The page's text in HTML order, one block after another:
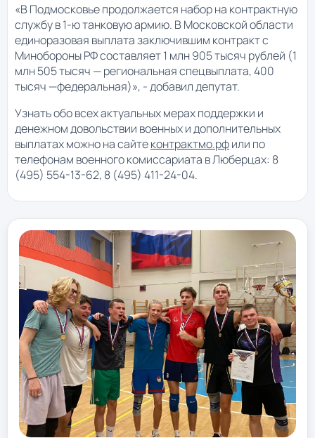
«В Подмосковье продолжается набор на контрактную
службу в 1-ю танковую армию. В Московской области
единоразовая выплата заключившим контракт с
Минобороны РФ составляет 1 млн 905 тысяч рублей (1
млн 505 тысяч — региональная спецвыплата, 400
тысяч —федеральная)», - добавил депутат.
Узнать обо всех актуальных мерах поддержки и
денежном довольствии военных и дополнительных
выплатах можно на сайтеконтрактмо.рфили по
телефонам военного комиссариата в Люберцах: 8
(495) 554-13-62, 8 (495) 411-24-04.